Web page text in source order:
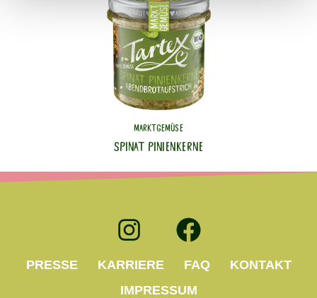
MARKTGEMÜSE
SPINAT PINIENKERNE
PRESSE KARRIERE FAQ
KONTAKT
IMPRESSUM